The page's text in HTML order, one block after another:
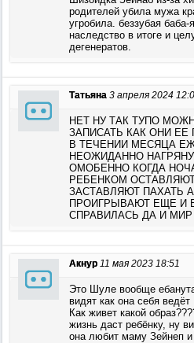
родителей убила мужа
угробила. беззубая баба-
наследство в итоге и
дегенератов.
Татьяна 3 апреля 2024
НЕТ НУ ТАК ТУПО
ЗАПИСАТЬ КАК ОНИ
В ТЕЧЕНИИ МЕСЯЦА
НЕОЖИДАННО
ОМОБЕННО КОГДА
РЕБЕНКОМ
ЗАСТАВЛЯЮТ ПАХАТЬ
ПРОИГРЫВАЮТ ЕЩЕ И
СПРАВИЛАСЬ ДА И
Акнур 11 мая 2023 18:51
Это Шуле вообще
видят как она себя ведёт
Как живет какой
жизнь даст ребёнку, ну
она любит маму Зейнеп